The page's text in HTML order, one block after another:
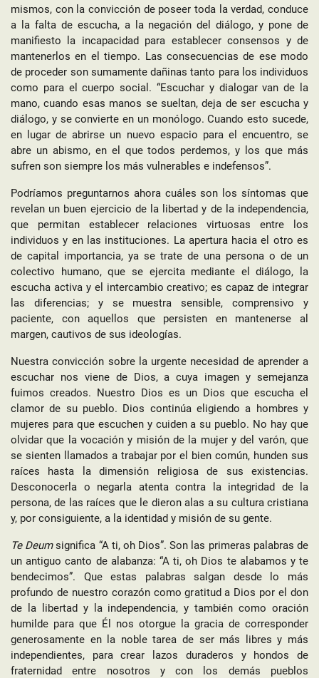
mismos, con la convicción de poseer toda la verdad, conduce
a la falta de escucha, a la negación del diálogo, y pone de
manifiesto la incapacidad para establecer consensos y de
mantenerlos en el tiempo. Las consecuencias de ese modo
de proceder son sumamente dañinas tanto para los individuos
como para el cuerpo social. “Escuchar y dialogar van de la
mano, cuando esas manos se sueltan, deja de ser escucha y
diálogo, y se convierte en un monólogo. Cuando esto sucede,
en lugar de abrirse un nuevo espacio para el encuentro, se
abre un abismo, en el que todos perdemos, y los que más
sufren son siempre los más vulnerables e indefensos”.
Podríamos preguntarnos ahora cuáles son los síntomas que
revelan un buen ejercicio de la libertad y de la independencia,
que permitan establecer relaciones virtuosas entre los
individuos y en las instituciones. La apertura hacia el otro es
de capital importancia, ya se trate de una persona o de un
colectivo humano, que se ejercita mediante el diálogo, la
escucha activa y el intercambio creativo; es capaz de integrar
las diferencias; y se muestra sensible, comprensivo y
paciente, con aquellos que persisten en mantenerse al
margen, cautivos de sus ideologías.
Nuestra convicción sobre la urgente necesidad de aprender a
escuchar nos viene de Dios, a cuya imagen y semejanza
fuimos creados. Nuestro Dios es un Dios que escucha el
clamor de su pueblo. Dios continúa eligiendo a hombres y
mujeres para que escuchen y cuiden a su pueblo. No hay que
olvidar que la vocación y misión de la mujer y del varón, que
se sienten llamados a trabajar por el bien común, hunden sus
raíces hasta la dimensión religiosa de sus existencias.
Desconocerla o negarla atenta contra la integridad de la
persona, de las raíces que le dieron alas a su cultura cristiana
y, por consiguiente, a la identidad y misión de su gente.
Te Deumsignifica “A ti, oh Dios”. Son las primeras palabras de
un antiguo canto de alabanza: “A ti, oh Dios te alabamos y te
bendecimos”. Que estas palabras salgan desde lo más
profundo de nuestro corazón como gratitud a Dios por el don
de la libertad y la independencia, y también como oración
humilde para que Él nos otorgue la gracia de corresponder
generosamente en la noble tarea de ser más libres y más
independientes, para crear lazos duraderos y hondos de
fraternidad entre nosotros y con los demás pueblos